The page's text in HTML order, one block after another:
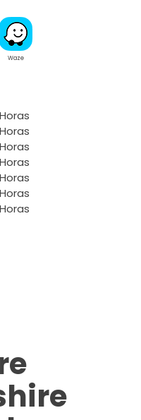
Waze